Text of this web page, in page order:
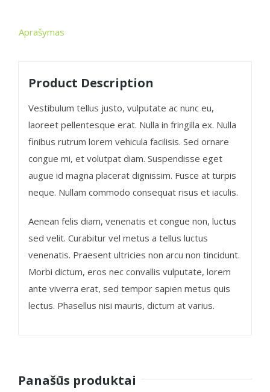
Aprašymas
Product Description
Vestibulum tellus justo, vulputate ac nunc eu,
laoreet pellentesque erat. Nulla in fringilla ex. Nulla
finibus rutrum lorem vehicula facilisis. Sed ornare
congue mi, et volutpat diam. Suspendisse eget
augue id magna placerat dignissim. Fusce at turpis
neque. Nullam commodo consequat risus et iaculis.
Aenean felis diam, venenatis et congue non, luctus
sed velit. Curabitur vel metus a tellus luctus
venenatis. Praesent ultricies non arcu non tincidunt.
Morbi dictum, eros nec convallis vulputate, lorem
ante viverra erat, sed tempor sapien metus quis
lectus. Phasellus nisi mauris, dictum at varius.
Panašūs produktai